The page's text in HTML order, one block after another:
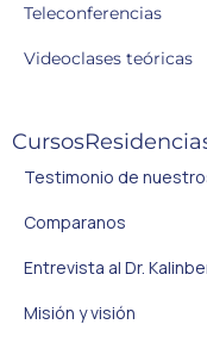
Teleconferencias
Videoclases teóricas
Testimonio de
Comparanos
Entrevista al Dr.
Misión y visión